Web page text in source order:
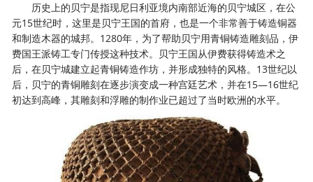
历史上的贝宁是指现尼日利亚境内南部近海的贝宁城区，在公
元15世纪时，这里是贝宁王国的首府，也是一个非常善于铸造铜器
和制造木器的城邦。1280年，为了帮助贝宁用青铜铸造雕刻品，伊
费国王派铸工专门传授这种技术。贝宁王国从伊费获得铸造术之
后，在贝宁城建立起青铜铸造作坊，并形成独特的风格。13世纪以
后，贝宁的青铜雕刻在逐步演变成一种宫廷艺术，并在15—16世纪
初达到高峰，其雕刻和浮雕的制作业已超过了当时欧洲的水平。